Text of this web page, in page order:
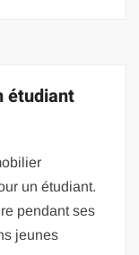
étudiant
un étudiant.
pendant ses
jeunes